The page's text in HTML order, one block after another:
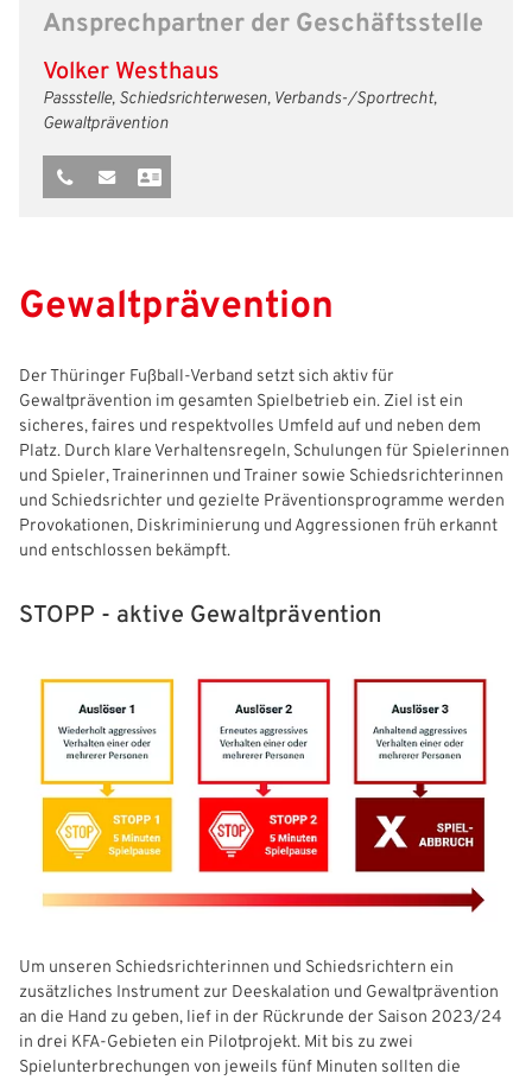
Ansprechpartner der Geschäftsstelle
Volker Westhaus
Passstelle, Schiedsrichterwesen, Verbands-/Sportrecht,
Gewaltprävention
Gewaltprävention
Der Thüringer Fußball-Verband setzt sich aktiv für
Gewaltprävention im gesamten Spielbetrieb ein. Ziel ist ein
sicheres, faires und respektvolles Umfeld auf und neben dem
Platz. Durch klare Verhaltensregeln, Schulungen für Spielerinnen
und Spieler, Trainerinnen und Trainer sowie Schiedsrichterinnen
und Schiedsrichter und gezielte Präventionsprogramme werden
Provokationen, Diskriminierung und Aggressionen früh erkannt
und entschlossen bekämpft.
STOPP - aktive Gewaltprävention
Um unseren Schiedsrichterinnen und Schiedsrichtern ein
zusätzliches Instrument zur Deeskalation und Gewaltprävention
an die Hand zu geben, lief in der Rückrunde der Saison 2023/24
in drei KFA-Gebieten ein Pilotprojekt. Mit bis zu zwei
Spielunterbrechungen von jeweils fünf Minuten sollten die
Freizeit- und Breitensport
Futsal
Kinder- und Jugendschutz
#siekickt
Datenschutz
Länderspiele